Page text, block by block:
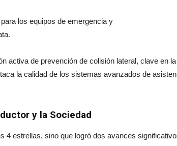
los equipos de emergencia y
activa de prevención de colisión lateral, clave en
la calidad de los sistemas avanzados de
y la Sociedad
4 estrellas, sino que logró dos avances